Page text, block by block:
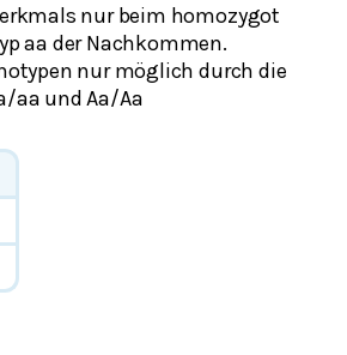
nur beim homozygot
aa der Nachkommen.
nur möglich durch die
aa und Aa/Aa